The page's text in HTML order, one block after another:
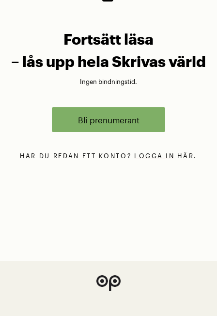
Fortsätt läsa
– lås upp hela Skrivas värld
Ingen bindningstid.
Bli prenumerant
HAR DU REDAN ETT KONTO? LOGGA IN HÄR.